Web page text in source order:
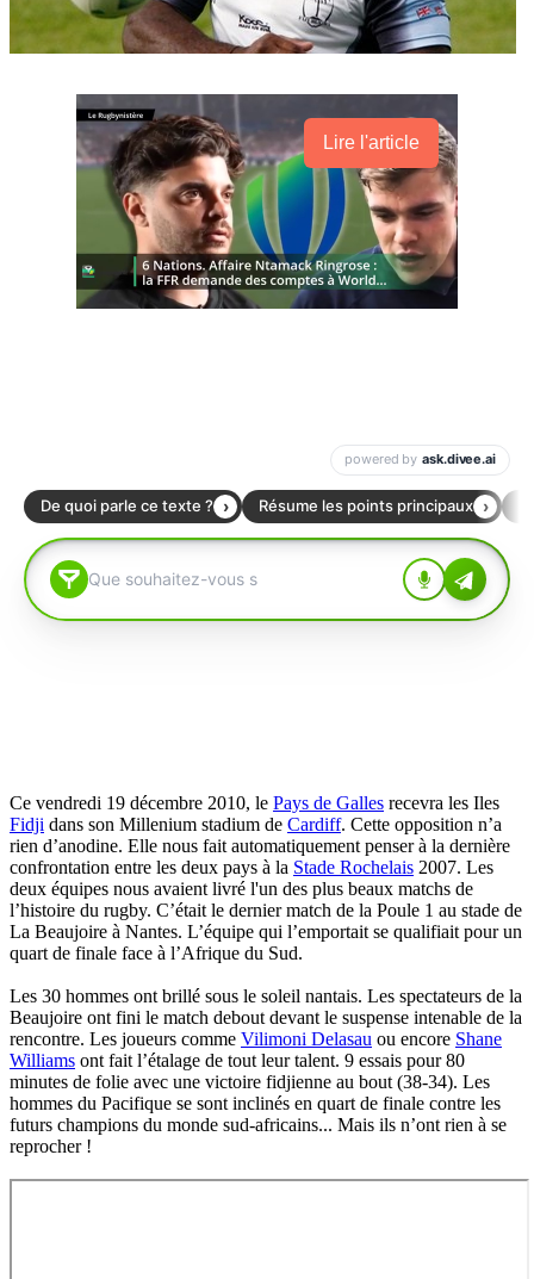
Lire l'article
Ce vendredi 19 décembre 2010, le Pays de Galles recevra les Iles
Fidji dans son Millenium stadium de Cardiff. Cette opposition n’a
rien d’anodine. Elle nous fait automatiquement penser à la dernière
confrontation entre les deux pays à la Stade Rochelais 2007. Les
deux équipes nous avaient livré l'un des plus beaux matchs de
l’histoire du rugby. C’était le dernier match de la Poule 1 au stade de
La Beaujoire à Nantes. L’équipe qui l’emportait se qualifiait pour un
quart de finale face à l’Afrique du Sud.
Les 30 hommes ont brillé sous le soleil nantais. Les spectateurs de la
Beaujoire ont fini le match debout devant le suspense intenable de la
rencontre. Les joueurs comme Vilimoni Delasau ou encore Shane
Williams ont fait l’étalage de tout leur talent. 9 essais pour 80
minutes de folie avec une victoire fidjienne au bout (38-34). Les
hommes du Pacifique se sont inclinés en quart de finale contre les
futurs champions du monde sud-africains... Mais ils n’ont rien à se
reprocher !